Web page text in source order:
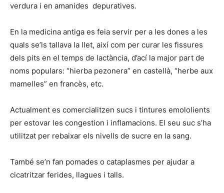
verdura i en amanides depuratives.
En la medicina antiga es feia servir per a les dones a les
quals se’ls tallava la llet, així com per curar les fissures
dels pits en el temps de lactància, d’ací la major part de
noms populars: “hierba pezonera” en castellà, “herbe aux
mamelles” en francès, etc.
Actualment es comercialitzen sucs i tintures emololients
per estovar les congestion i inflamacions. El seu suc s’ha
utilitzat per rebaixar els nivells de sucre en la sang.
També se’n fan pomades o cataplasmes per ajudar a
cicatritzar ferides, llagues i talls.